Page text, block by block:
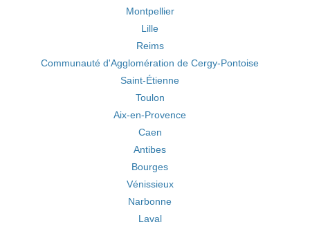
Montpellier
Lille
Reims
Communauté d'Agglomération de Cergy-Pontoise
Saint-Étienne
Toulon
Aix-en-Provence
Caen
Antibes
Bourges
Vénissieux
Narbonne
Laval